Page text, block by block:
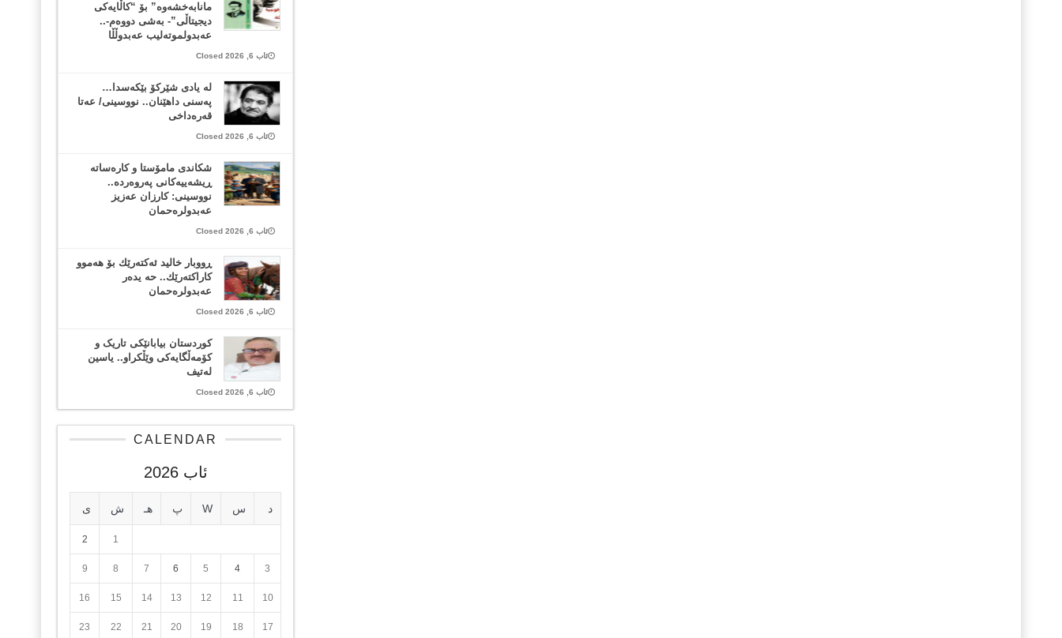
مانابەخشەوە” بۆ “کاڵایەکی
دیجیتاڵی”- بەشی دووەم-..
عەبدولموتەلیب عەبدوڵڵا
ئاب 6, 2026 Closed
لە یادی شێرکۆ بێکەسدا…
پەسنی داهێنان.. نووسینی/ عەتا
قەرەداخی
ئاب 6, 2026 Closed
شکاندی مامۆستا و کارەساتە
ڕیشەییەکانی پەروەردە..
نووسینی: کارزان عەزیز
عەبدولرەحمان
ئاب 6, 2026 Closed
ڕووبار خالید ئەكتەرێك بۆ هەموو
كاراكتەرێك.. حه یدەر
عەبدولرەحمان
ئاب 6, 2026 Closed
کوردستان بیابانێکی تاریک و
کۆمەڵگایەکی وێڵکراو.. یاسین
لەتیف
ئاب 6, 2026 Closed
CALENDAR
ئاب 2026
د س W پ هـ ش ی
1
2
3
4
5
6
7
8
9
10
11
12
13
14
15
16
17
18
19
20
21
22
23